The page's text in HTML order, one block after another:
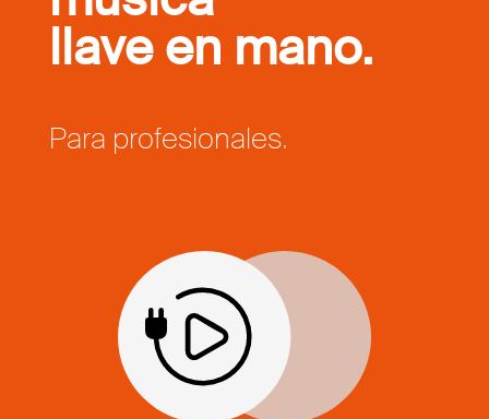
llave en mano.
Para profesionales.